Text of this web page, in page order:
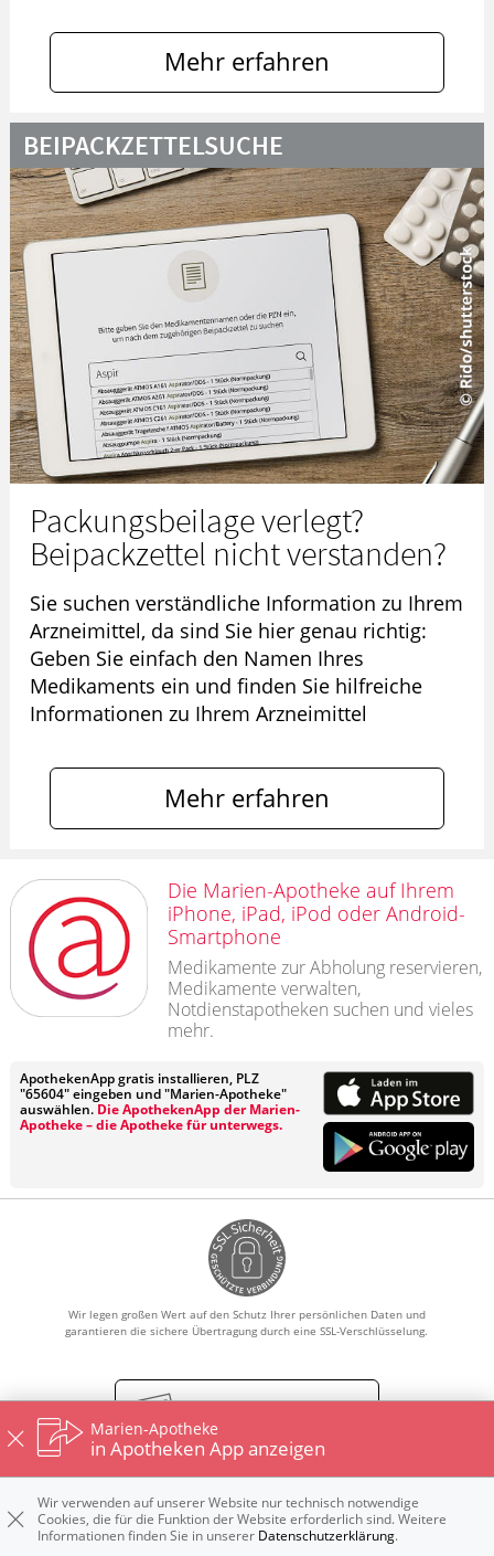
Mehr erfahren
BEIPACKZETTELSUCHE
Packungsbeilage verlegt?
Beipackzettel nicht verstanden?
Sie suchen verständliche Information zu Ihrem
Arzneimittel, da sind Sie hier genau richtig:
Geben Sie einfach den Namen Ihres
Medikaments ein und finden Sie hilfreiche
Informationen zu Ihrem Arzneimittel
Mehr erfahren
Die Marien-Apotheke auf Ihrem
iPhone, iPad, iPod oder Android-
Smartphone
Medikamente zur Abholung reservieren,
Medikamente verwalten,
Notdienstapotheken suchen und vieles
mehr.
ApothekenApp gratis installieren, PLZ
"65604" eingeben und "Marien-Apotheke"
auswählen. Die ApothekenApp der Marien-
Apotheke – die Apotheke für unterwegs.
Wir legen großen Wert auf den Schutz Ihrer persönlichen Daten und
garantieren die sichere Übertragung durch eine SSL-Verschlüsselung.
Vertrag widerrufen
Impressum Datenschutz
Nutzungsbedingungen
Widerrufsbelehrung
Marien-Apotheke
in Apotheken App anzeigen
Wir verwenden auf unserer Website nur technisch notwendige
Cookies, die für die Funktion der Website erforderlich sind. Weitere
Informationen finden Sie in unserer Datenschutzerklärung.